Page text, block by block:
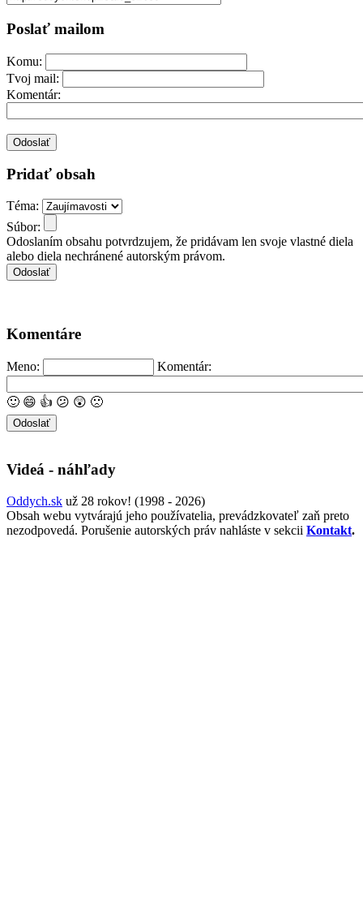
Poslať mailom
Komu:
Tvoj mail:
Komentár:
Pridať obsah
Téma:
Súbor:
Odoslaním obsahu potvrdzujem, že pridávam len svoje vlastné diela
alebo diela nechránené autorským právom.
Komentáre
Meno: Komentár:
🙂 😄 👍 😕 😲 🙁
Videá - náhľady
Oddych.sk už 28 rokov! (1998 - 2026)
Obsah webu vytvárajú jeho používatelia, prevádzkovateľ zaň preto
nezodpovedá. Porušenie autorských práv nahláste v sekcii Kontakt.